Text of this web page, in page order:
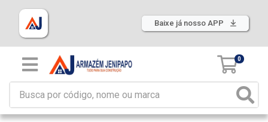
Baixe já nosso APP
0